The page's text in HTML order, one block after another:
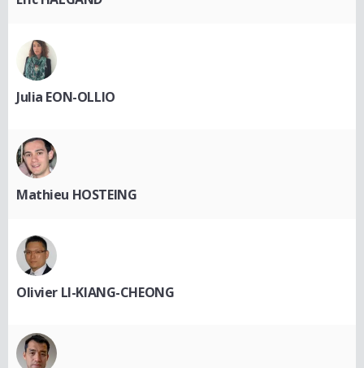
Julia EON-OLLIO
Mathieu HOSTEING
Olivier LI-KIANG-CHEONG